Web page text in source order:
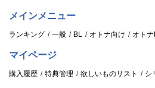
メインメニュー
ランキング 一般 BL オトナ向け オトナ
マイページ
購入履歴 特典管理 欲しいものリスト シ